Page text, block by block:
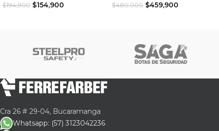
$194,900 $154,900 $480,000 $459,900
Cra 26 # 29-04, Bucaramanga
Whatsapp: (57) 3123042236